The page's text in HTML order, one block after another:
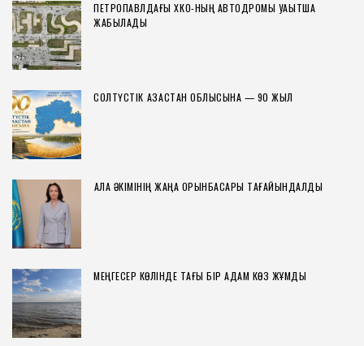
ПЕТРОПАВЛДАҒЫ ХҚКО-НЫҢ АВТОДРОМЫ УАҚЫТША
ЖАБЫЛАДЫ
СОЛТҮСТІК ҚАЗАҚСТАН ОБЛЫСЫНА — 90 ЖЫЛ
ҚАЛА ӘКІМІНІҢ ЖАҢА ОРЫНБАСАРЫ ТАҒАЙЫНДАЛДЫ
МЕҢГЕСЕР КӨЛІНДЕ ТАҒЫ БІР АДАМ КӨЗ ЖҰМДЫ